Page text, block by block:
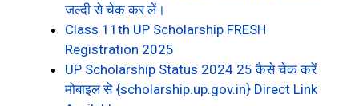
जल्दी से चेक कर लें।
Class 11th UP Scholarship FRESH
Registration 2025
UP Scholarship Status 2024 25 कैसे चेक करें
मोबाइल से {scholarship.up.gov.in} Direct Link